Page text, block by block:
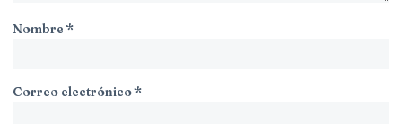
Nombre*
Correo electrónico*